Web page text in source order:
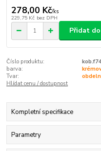
278,00 Kč/ks
229,75 Kč bez DPH
Přidat
Číslo produktu:
barva:
Tvar:
Hlídat cenu / dostupnost
Kompletní specifikace
Parametry